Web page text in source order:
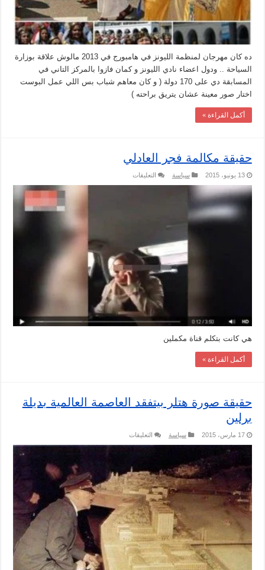
ده كان مهرجان لمنظمة الليونز في هامبورج في 2013 مالوش علاقة بوزارة
السياحة .. ودول اعضاء نادي الليونز و كمان فازوا بالمركز التاني في
المسابقة دي على 170 دولة ( و كان معاهم شباب بس اللي عمل البوست
اختار صور معينة عشان يتريق براحته )
أكمل القراءة »
حقيقة مكالمة فجر العادلي
13 يونيو، 2015 سياسة التعليقات
هي كانت بتكلم قناة مكملين
أكمل القراءة »
حقيقة صورة هتلر بيتفقد العاصمة العالمية بديلة
برلين
17 مارس، 2015 سياسة التعليقات
العاصمة
العالمية
بديلة
برلين
مغلقة